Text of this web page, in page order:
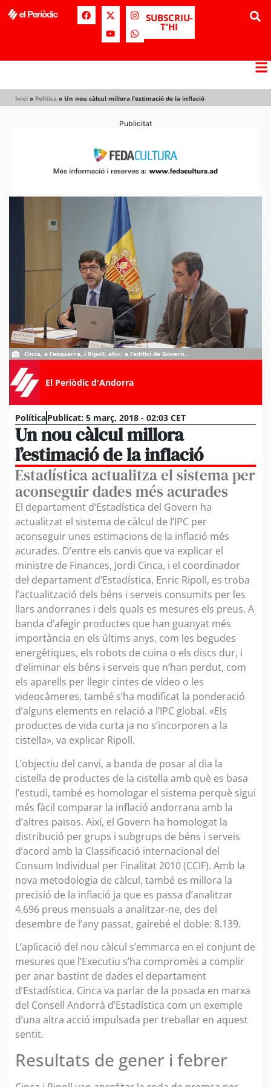
SUBSCRIU-
T'HI
Inici » Política » Un nou càlcul millora l’estimació de la inflació
Publicitat
Cinca, a l’esquerra, i Ripoll, ahir, a l’edifici de Govern.
El Periòdic d'Andorra
PolíticaPublicat: 5 març, 2018 - 02:03 CET
Un nou càlcul millora
l’estimació de la inflació
Estadística actualitza el sistema per
aconseguir dades més acurades
El departament d’Estadística del Govern ha
actualitzat el sistema de càlcul de l’IPC per
aconseguir unes estimacions de la inflació més
acurades. D’entre els canvis que va explicar el
ministre de Finances, Jordi Cinca, i el coordinador
del departament d’Estadística, Enric Ripoll, es troba
l’actualització dels béns i serveis consumits per les
llars andorranes i dels quals es mesures els preus. A
banda d’afegir productes que han guanyat més
importància en els últims anys, com les begudes
energètiques, els robots de cuina o els discs dur, i
d’eliminar els béns i serveis que n’han perdut, com
els aparells per llegir cintes de vídeo o les
videocàmeres, també s’ha modificat la ponderació
d’alguns elements en relació a l’IPC global. «Els
productes de vida curta ja no s’incorporen a la
cistella», va explicar Ripoll.
L’objectiu del canvi, a banda de posar al dia la
cistella de productes de la cistella amb què es basa
l’estudi, també es homologar el sistema perquè sigui
més fàcil comparar la inflació andorrana amb la
d’altres països. Així, el Govern ha homologat la
distribució per grups i subgrups de béns i serveis
d’acord amb la Classificació internacional del
Consum Individual per Finalitat 2010 (CCIF). Amb la
nova metodologia de càlcul, també es millora la
precisió de la inflació ja que es passa d’analitzar
4.696 preus mensuals a analitzar-ne, des del
desembre de l’any passat, gairebé el doble: 8.139.
L’aplicació del nou càlcul s’emmarca en el conjunt de
mesures que l’Executiu s’ha compromès a complir
per anar bastint de dades el departament
d’Estadística. Cinca va parlar de la posada en marxa
del Consell Andorrà d’Estadística com un exemple
d’una altra acció impulsada per treballar en aquest
sentit.
Resultats de gener i febrer